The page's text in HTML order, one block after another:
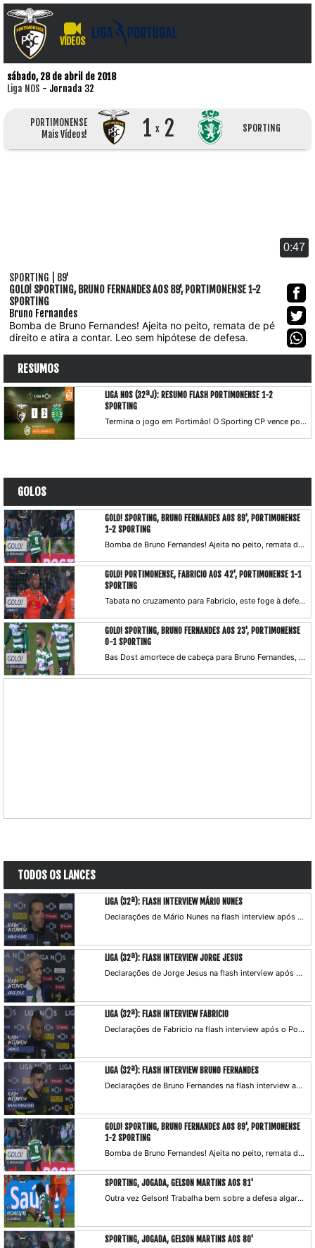
VÍDEOS
sábado, 28 de abril de 2018
Liga NOS - Jornada 32
PORTIMONENSE
Mais Vídeos!
1 x 2 SPORTING
0:47
SPORTING | 89'
GOLO! SPORTING, BRUNO FERNANDES AOS 89', PORTIMONENSE 1-2
SPORTING
Bruno Fernandes
Bomba de Bruno Fernandes! Ajeita no peito, remata de pé
direito e atira a contar. Leo sem hipótese de defesa.
RESUMOS
LIGA NOS (32ªJ): RESUMO FLASH PORTIMONENSE 1-2
SPORTING
Termina o jogo em Portimão! O Sporting CP vence por 2-1 o Portimonense, em jogo da 32.ª Jornada da Liga NOS. Um golo de Bruno Fernandes ao cair do pano garantiu à equipa leonina o triunfo que permite alcançar o SL Benfica pontualmente no segundo lugar, sendo que as duas equipas se encontram em Alvalade na próxima ronda.
GOLOS
GOLO! SPORTING, BRUNO FERNANDES AOS 89', PORTIMONENSE
1-2 SPORTING
Bomba de Bruno Fernandes! Ajeita no peito, remata de pé direito e atira a contar. Leo sem hipótese de defesa.
GOLO! PORTIMONENSE, FABRICIO AOS 42', PORTIMONENSE 1-1
SPORTING
Tabata no cruzamento para Fabricio, este foge à defesa leonina e, na cara de Rui Patrício, atira para o empate.
GOLO! SPORTING, BRUNO FERNANDES AOS 23', PORTIMONENSE
0-1 SPORTING
Bas Dost amortece de cabeça para Bruno Fernandes, este foge à marcação, pica a bola por cima de Leo e inaugura o marcador.
TODOS OS LANCES
LIGA (32ª): FLASH INTERVIEW MÁRIO NUNES
Declarações de Mário Nunes na flash interview após o Portimonense x Sporting CP.
LIGA (32ª): FLASH INTERVIEW JORGE JESUS
Declarações de Jorge Jesus na flash interview após o Portimonense x Sporting CP.
LIGA (32ª): FLASH INTERVIEW FABRICIO
Declarações de Fabricio na flash interview após o Portimonense x Sporting CP.
LIGA (32ª): FLASH INTERVIEW BRUNO FERNANDES
Declarações de Bruno Fernandes na flash interview após o Portimonense x Sporting CP.
GOLO! SPORTING, BRUNO FERNANDES AOS 89', PORTIMONENSE
1-2 SPORTING
Bomba de Bruno Fernandes! Ajeita no peito, remata de pé direito e atira a contar. Leo sem hipótese de defesa.
SPORTING, JOGADA, GELSON MARTINS AOS 81'
Outra vez Gelson! Trabalha bem sobre a defesa algarvia, ganha espaço e atira ao lado da baliza adversária.
SPORTING, JOGADA, GELSON MARTINS AOS 80'